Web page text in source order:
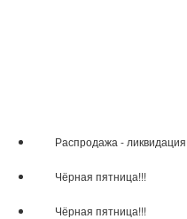
​Распродажа -
Чёрная пятница!!!
Чёрная пятница!!!